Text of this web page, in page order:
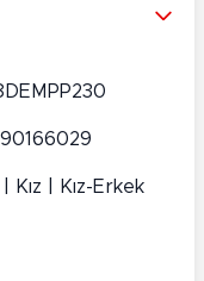
Kız | Kız-Erkek